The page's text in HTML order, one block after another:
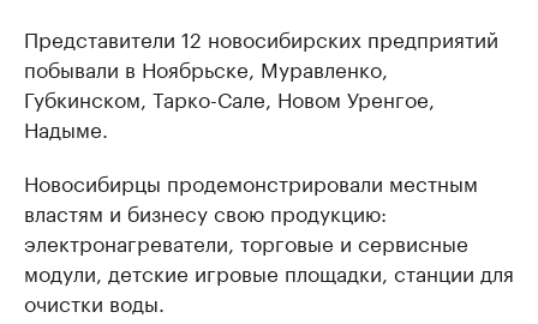
Представители 12 новосибирских предприятий
побывали в Ноябрьске, Муравленко,
Губкинском, Тарко-Сале, Новом Уренгое,
Надыме.
Новосибирцы продемонстрировали местным
властям и бизнесу свою продукцию:
электронагреватели, торговые и сервисные
модули, детские игровые площадки, станции для
очистки воды.